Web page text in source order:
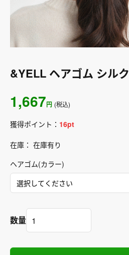
&YELL ヘアゴム シルク
1,667円 (税込)
獲得ポイント： 16pt
在庫： 在庫有り
ヘアゴム(カラー)
数量